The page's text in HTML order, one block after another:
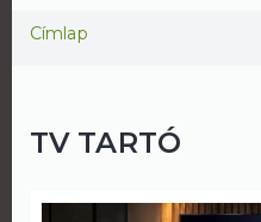
Jelenlegi hely
Címlap
TV TARTÓ